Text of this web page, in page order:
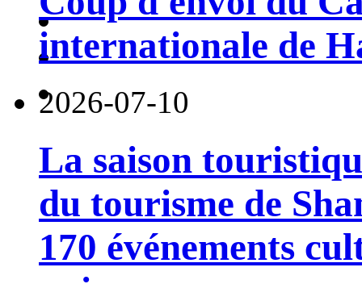
internationale de
2026-07-10
La saison
du tourisme de
170 événements